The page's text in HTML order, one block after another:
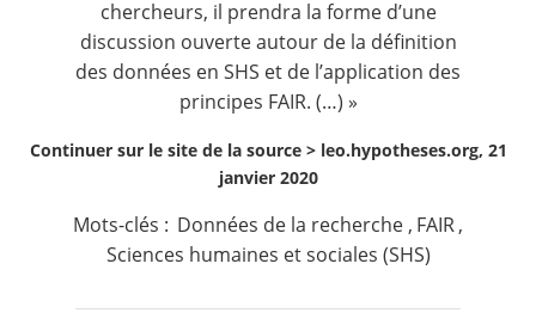
chercheurs, il prendra la forme d’une
discussion ouverte autour de la définition
des données en SHS et de l’application des
principes FAIR. (…) »
Continuer sur le site de la source > leo.hypotheses.org, 21
janvier 2020
Mots-clés : Données de la recherche , FAIR,
Sciences humaines et sociales (SHS)